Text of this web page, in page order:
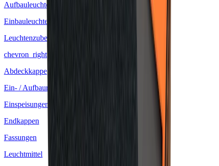
Aufbauleuchten
Einbauleuchten
Leuchtenzubehör
chevron_right
Abdeckkappe
Ein- / Aufbauringe
Einspeisungen
Endkappen
Fassungen
Leuchtmittel